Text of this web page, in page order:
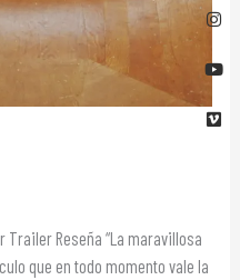
Trailer Reseña “La maravillosa
que en todo momento vale la